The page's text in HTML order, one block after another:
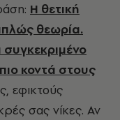
Η θετική
θεωρία.
συγκεκριμένο
κοντά στους
εφικτούς
σας νίκες. Αν